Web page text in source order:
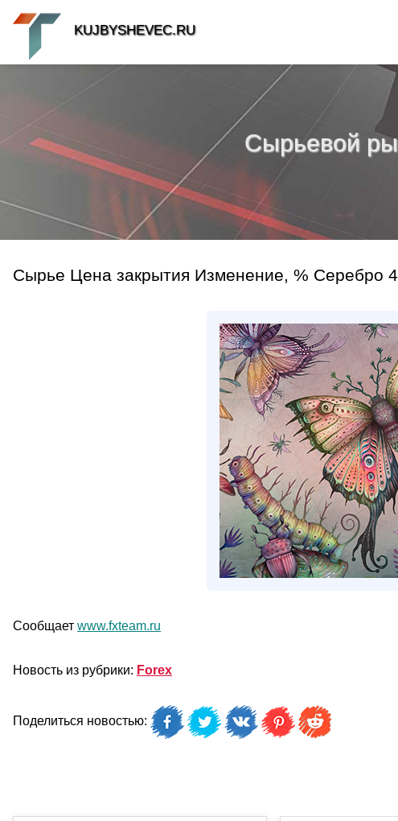
Сырьевой
Сырье Цена закрытия Изменение, % Серебро
Сообщает www.fxteam.ru
Новость из рубрики: Forex
Поделиться новостью:
KUJBYSHEVEC.RU